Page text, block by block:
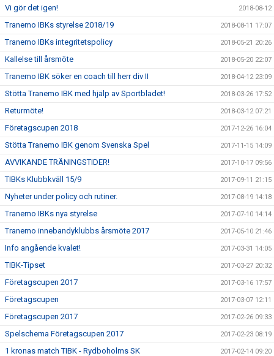
Vi gör det igen! 2018-08-12
Tranemo IBKs styrelse 2018/19 2018-08-11 17:07
Tranemo IBKs integritetspolicy 2018-05-21 20:26
Kallelse till årsmöte 2018-05-20 22:07
Tranemo IBK söker en coach till herr div II 2018-04-12 23:09
Stötta Tranemo IBK med hjälp av Sportbladet! 2018-03-26 17:52
Returmöte! 2018-03-12 07:21
Företagscupen 2018 2017-12-26 16:04
Stötta Tranemo IBK genom Svenska Spel 2017-11-15 14:09
AVVIKANDE TRÄNINGSTIDER! 2017-10-17 09:56
TIBKs Klubbkväll 15/9 2017-09-11 21:15
Nyheter under policy och rutiner. 2017-08-19 14:18
Tranemo IBKs nya styrelse 2017-07-10 14:14
Tranemo innebandyklubbs årsmöte 2017 2017-05-10 21:46
Info angående kvalet! 2017-03-31 14:05
TIBK-Tipset 2017-03-27 20:32
Företagscupen 2017 2017-03-16 17:57
Företagscupen 2017-03-07 12:11
Företagscupen 2017 2017-02-26 09:33
Spelschema Företagscupen 2017 2017-02-23 08:19
1 kronas match TIBK - Rydboholms SK 2017-02-14 09:20